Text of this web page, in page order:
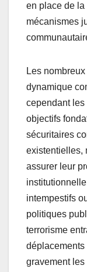
en place de
mécanismes
Les
dynamique
cependant les
objectifs
sécuritaires
existentielles,
assurer leur
intempestifs
politiques
terrorisme
gravement